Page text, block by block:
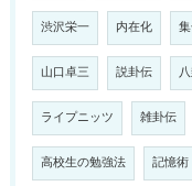
渋沢栄一 内在化
山口卓三 説卦伝
ライプニッツ 雑卦伝
高校生の勉強法 記憶術